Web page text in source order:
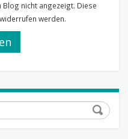
nicht angezeigt. Diese
werden.